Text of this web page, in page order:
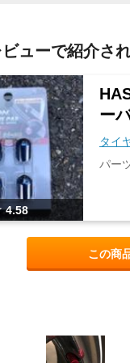
ューで紹介さ
4.58
ー
タイ
パー
この商